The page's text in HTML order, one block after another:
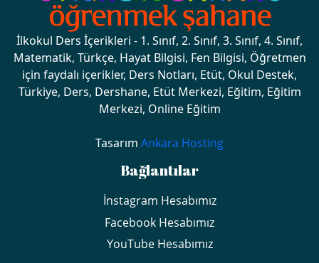
İlkokul Ders İçerikleri - 1. Sınıf, 2. Sınıf, 3. Sınıf, 4. Sınıf,
Matematik, Türkçe, Hayat Bilgisi, Fen Bilgisi, Öğretmen
için faydalı içerikler, Ders Notları, Etüt, Okul Destek,
Türkiye, Ders, Dershane, Etüt Merkezi, Eğitim, Eğitim
Merkezi, Online Eğitim
Tasarım Ankara Hosting
Bağlantılar
İnstagram Hesabımız
Facebook Hesabımız
YouTube Hesabımız